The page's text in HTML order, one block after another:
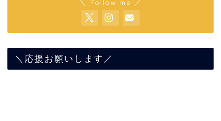
＼ Follow me ／
＼応援お願いします／